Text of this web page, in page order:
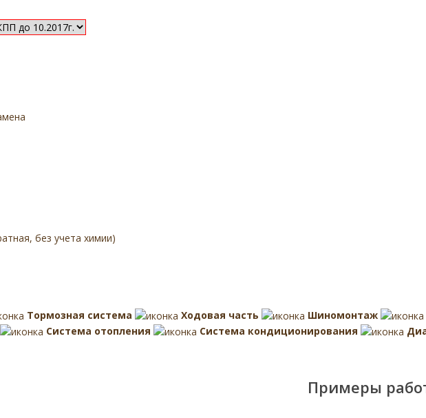
без учета химии)
Тормозная система Ходовая часть Шиномонтаж
Система отопления Система кондиционирования
Примеры